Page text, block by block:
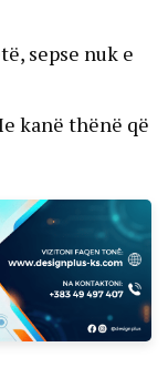
sepse nuk e
kanë thënë që